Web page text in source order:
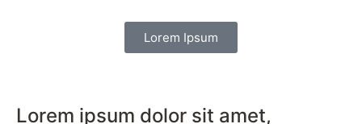
Lorem Ipsum
Lorem ipsum dolor sit amet,